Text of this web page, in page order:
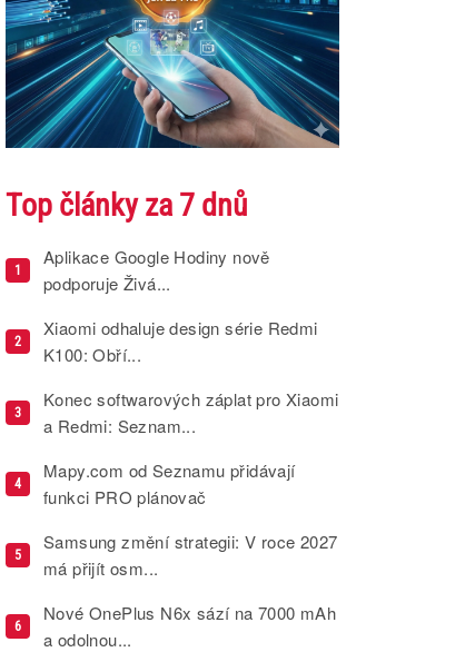
Top články za 7 dnů
1
Aplikace Google Hodiny nově
podporuje Živá...
2
Xiaomi odhaluje design série Redmi
K100: Obří...
3
Konec softwarových záplat pro Xiaomi
a Redmi: Seznam...
4
Mapy.com od Seznamu přidávají
funkci PRO plánovač
5
Samsung změní strategii: V roce 2027
má přijít osm...
6
Nové OnePlus N6x sází na 7000 mAh
a odolnou...